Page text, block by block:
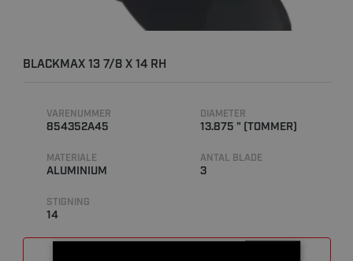
BLACKMAX 13 7/8 X 14 RH
VARENUMMER
854352A45
DIAMETER
13.875 " (TOMMER)
MATERIALE
ALUMINIUM
ANTAL BLADE
3
STIGNING
14